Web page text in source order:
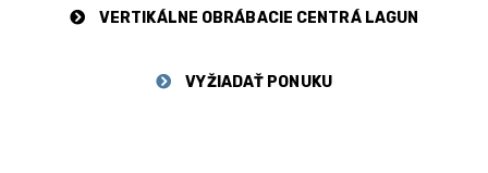
VERTIKÁLNE OBRÁBACIE CENTRÁ LAGUN
VYŽIADAŤ PONUKU